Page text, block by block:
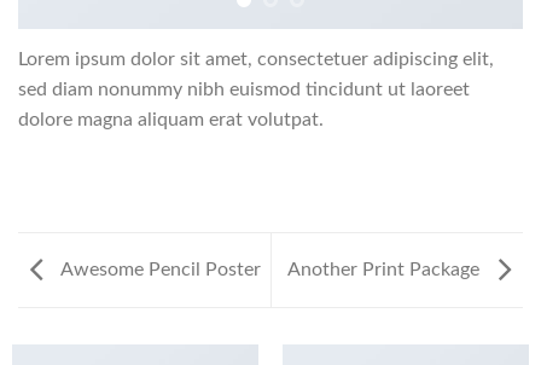
Lorem ipsum dolor sit amet, consectetuer adipiscing elit,
sed diam nonummy nibh euismod tincidunt ut laoreet
dolore magna aliquam erat volutpat.
Awesome Pencil Poster Another Print Package